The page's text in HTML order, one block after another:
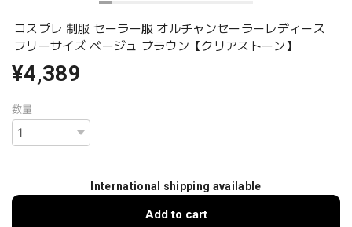
コスプレ 制服 セーラー服 オルチャンセーラーレディース
フリーサイズ ベージュ ブラウン【クリアストーン】
¥4,389
数量
International shipping available
Add to cart